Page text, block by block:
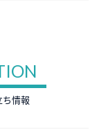
情報